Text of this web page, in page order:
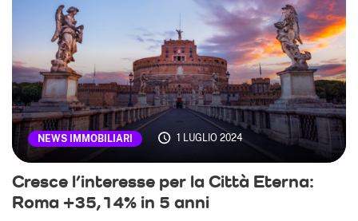
NEWS IMMOBILIARI 1 LUGLIO 2024
Cresce l’interesse per la Città Eterna:
Roma +35,14% in 5 anni